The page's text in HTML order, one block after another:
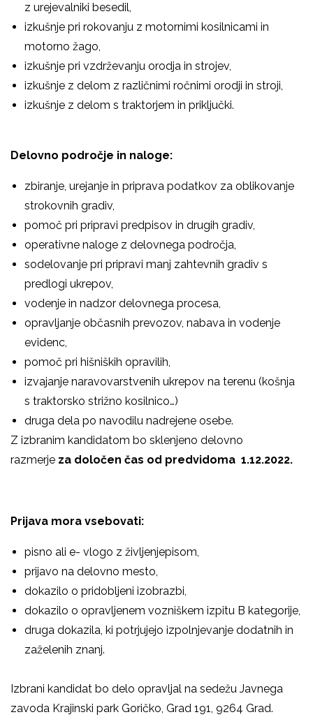
z urejevalniki besedil,
izkušnje pri rokovanju z motornimi kosilnicami in
motorno žago,
izkušnje pri vzdrževanju orodja in strojev,
izkušnje z delom z različnimi ročnimi orodji in stroji,
izkušnje z delom s traktorjem in priključki.
Delovno področje in naloge:
zbiranje, urejanje in priprava podatkov za oblikovanje
strokovnih gradiv,
pomoč pri pripravi predpisov in drugih gradiv,
operativne naloge z delovnega področja,
sodelovanje pri pripravi manj zahtevnih gradiv s
predlogi ukrepov,
vodenje in nadzor delovnega procesa,
opravljanje občasnih prevozov, nabava in vodenje
evidenc,
pomoč pri hišniških opravilih,
izvajanje naravovarstvenih ukrepov na terenu (košnja
s traktorsko strižno kosilnico…)
druga dela po navodilu nadrejene osebe.
Z izbranim kandidatom bo sklenjeno delovno
razmerje za določen čas od predvidoma 1.12.2022.
Prijava mora vsebovati:
pisno ali e- vlogo z življenjepisom,
prijavo na delovno mesto,
dokazilo o pridobljeni izobrazbi,
dokazilo o opravljenem vozniškem izpitu B kategorije,
druga dokazila, ki potrjujejo izpolnjevanje dodatnih in
zaželenih znanj.
Izbrani kandidat bo delo opravljal na sedežu Javnega
zavoda Krajinski park Goričko, Grad 191, 9264 Grad.